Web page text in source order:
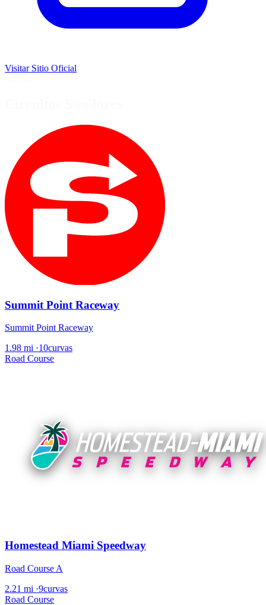
Visitar Sitio Oficial
Summit Point Raceway
Summit Point Raceway
1.98 mi ·10curvas
Road Course
Homestead Miami Speedway
Road Course A
2.21 mi ·9curvas
Road Course